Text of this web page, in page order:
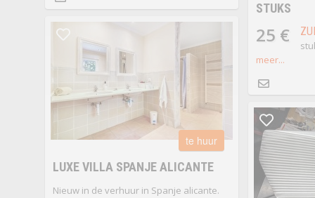
STUKS
25 €
meer...
te huur
LUXE VILLA SPANJE ALICANTE
Nieuw in de verhuur in Spanje alicante.